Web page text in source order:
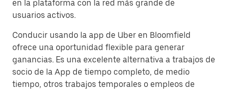
en la plataforma con la red más grande de
usuarios activos.
Conducir usando la app de Uber en Bloomfield
ofrece una oportunidad flexible para generar
ganancias. Es una excelente alternativa a trabajos de
socio de la App de tiempo completo, de medio
tiempo, otros trabajos temporales o empleos de